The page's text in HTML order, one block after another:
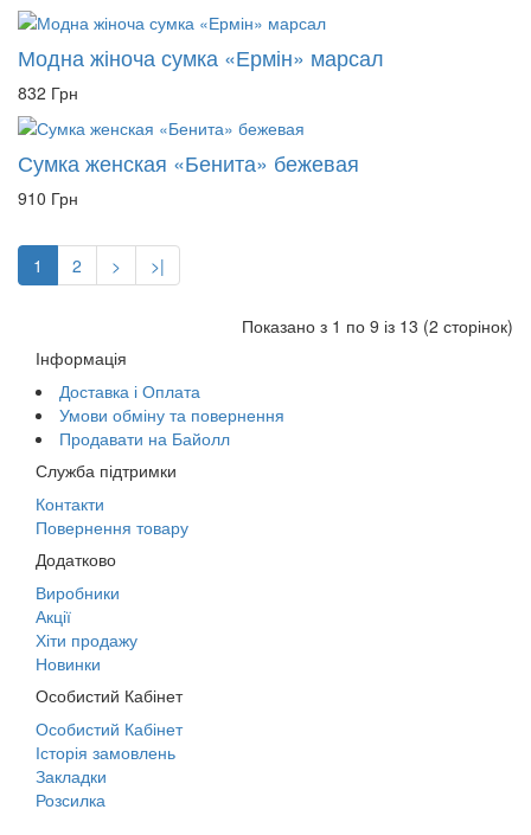
Модна жіноча сумка «Ермін» марсал
832 Грн
Сумка женская «Бенита» бежевая
910 Грн
1 2 > >|
Показано з 1 по 9 із 13 (2 сторінок)
Інформація
Доставка і Оплата
Умови обміну та повернення
Продавати на Байолл
Служба підтримки
Контакти
Повернення товару
Додатково
Виробники
Акції
Хіти продажу
Новинки
Особистий Кабінет
Особистий Кабінет
Історія замовлень
Закладки
Розсилка